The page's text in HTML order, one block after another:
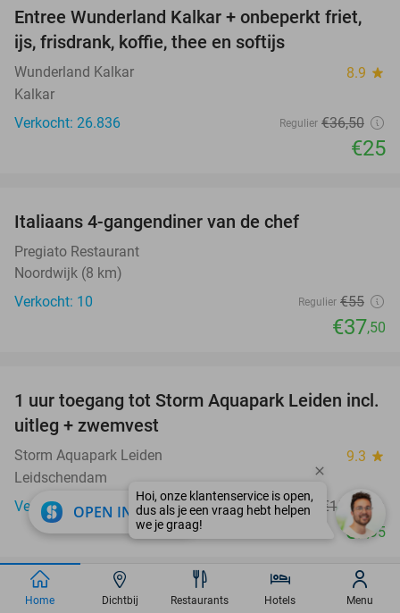
32%
Entree Wunderland Kalkar + onbeperkt friet,
ijs, frisdrank, koffie, thee en softijs
Wunderland Kalkar 8.9 star
Kalkar
Verkocht: 26.836
Regulier €36,50
€25
Italiaans 4-gangendiner van de chef
Pregiato Restaurant
Noordwijk (8 km)
Verkocht: 10
Regulier €55
€37,50
38%
1 uur toegang tot Storm Aquapark Leiden incl.
uitleg + zwemvest
Storm Aquapark Leiden 9.3 star
Leidschendam
Verkocht: 4.456
Regulier €15 ,95
€9,95
Entree FORT FUN Abenteuerland
OPEN IN APP close
Home Dichtbij Restaurants Hotels Menu